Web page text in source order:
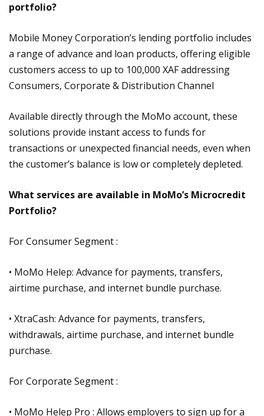
portfolio?
Mobile Money Corporation’s lending portfolio includes
a range of advance and loan products, offering eligible
customers access to up to 100,000 XAF addressing
Consumers, Corporate & Distribution Channel
Available directly through the MoMo account, these
solutions provide instant access to funds for
transactions or unexpected financial needs, even when
the customer’s balance is low or completely depleted.
What services are available in MoMo’s Microcredit
Portfolio?
For Consumer Segment :
• MoMo Helep: Advance for payments, transfers,
airtime purchase, and internet bundle purchase.
• XtraCash: Advance for payments, transfers,
withdrawals, airtime purchase, and internet bundle
purchase.
For Corporate Segment :
• MoMo Helep Pro : Allows employers to sign up for a